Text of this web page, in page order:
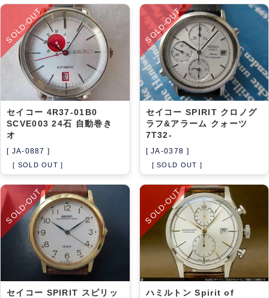
SOLD-OUT
セイコー 4R37-01B0
SCVE003 24石 自動巻き
オ
[ JA-0887 ]
[ SOLD OUT ]
SOLD-OUT
セイコー SPIRIT クロノグ
ラフ&アラーム クォーツ
7T32-
[ JA-0378 ]
[ SOLD OUT ]
SOLD-OUT
セイコー SPIRIT スピリッ
SOLD-OUT
ハミルトン Spirit of